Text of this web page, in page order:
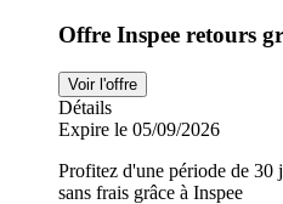
Offre Inspee retours
Voir l'offre
Détails
Expire le 05/09/2026
Profitez d'une période de 30
sans frais grâce à Inspee